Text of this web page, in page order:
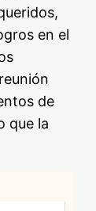
en el
de
que la